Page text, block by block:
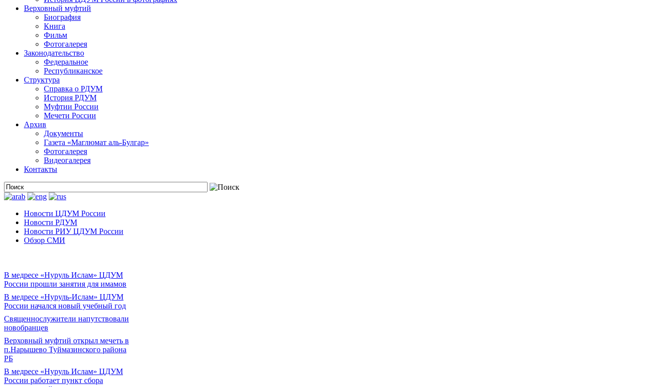
Верховный муфтий
Биография
Книга
Фильм
Фотогалерея
Законодательство
Федеральное
Республиканское
Структура
Справка о РДУМ
История РДУМ
Муфтии России
Мечети России
Архив
Документы
Газета «Маглюмат аль-Булгар»
Фотогалерея
Видеогалерея
Контакты
Новости ЦДУМ России
Новости РДУМ
Новости РИУ ЦДУМ России
Обзор СМИ
В медресе «Нуруль Ислам» ЦДУМ
России прошли занятия для имамов
В медресе «Нуруль-Ислам» ЦДУМ
России начался новый учебный год
Священнослужители напутствовали
новобранцев
Верховный муфтий открыл мечеть в
п.Нарышево Туймазинского района
РБ
В медресе «Нуруль Ислам» ЦДУМ
России работает пункт сбора